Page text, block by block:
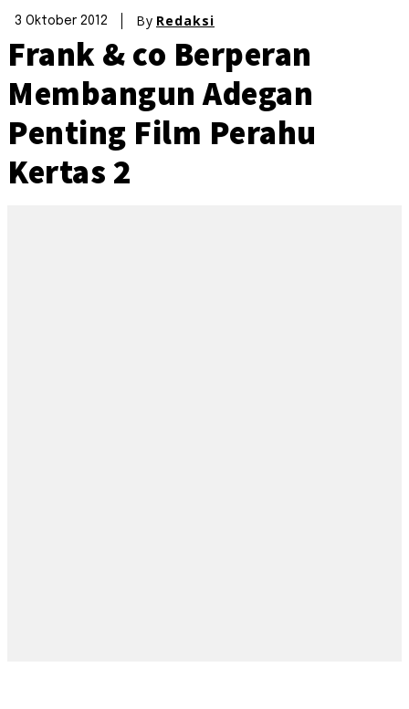
3 Oktober 2012 By Redaksi
Frank & co Berperan
Membangun Adegan
Penting Film Perahu
Kertas 2